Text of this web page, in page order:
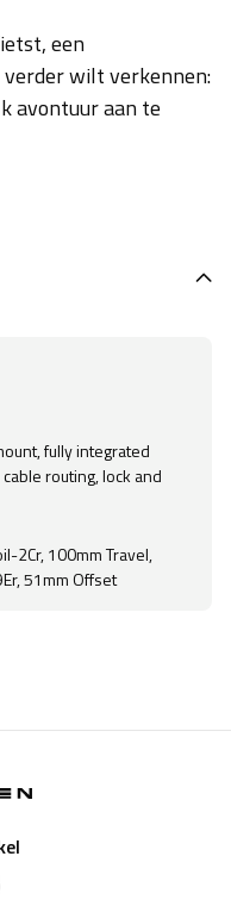
een
wilt verkennen:
avontuur aan te
fully integrated
routing, lock and
2Cr, 100mm Travel,
51mm Offset